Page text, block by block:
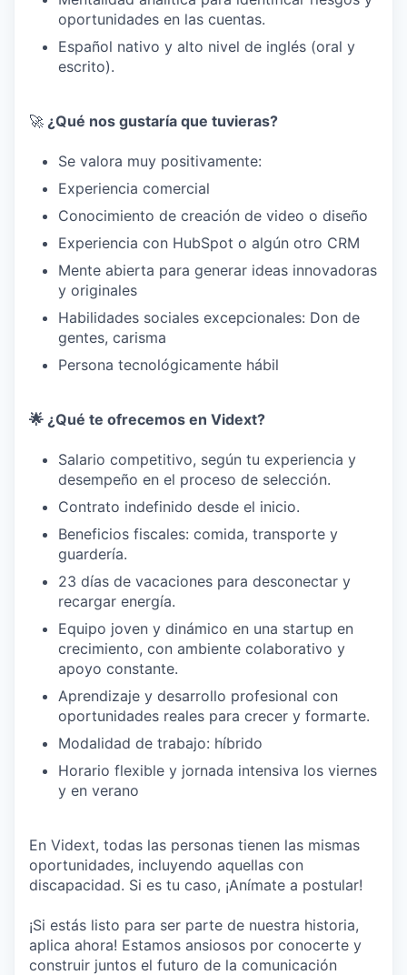
oportunidades en las cuentas.
Español nativo y alto nivel de inglés (oral y
escrito).
🚀 ¿Qué nos gustaría que tuvieras?
Se valora muy positivamente:
Experiencia comercial
Conocimiento de creación de video o diseño
Experiencia con HubSpot o algún otro CRM
Mente abierta para generar ideas innovadoras
y originales
Habilidades sociales excepcionales: Don de
gentes, carisma
Persona tecnológicamente hábil
🌟 ¿Qué te ofrecemos en Vidext?
Salario competitivo, según tu experiencia y
desempeño en el proceso de selección.
Contrato indefinido desde el inicio.
Beneficios fiscales: comida, transporte y
guardería.
23 días de vacaciones para desconectar y
recargar energía.
Equipo joven y dinámico en una startup en
crecimiento, con ambiente colaborativo y
apoyo constante.
Aprendizaje y desarrollo profesional con
oportunidades reales para crecer y formarte.
Modalidad de trabajo: híbrido
Horario flexible y jornada intensiva los viernes
y en verano
En Vidext, todas las personas tienen las mismas
oportunidades, incluyendo aquellas con
discapacidad. Si es tu caso, ¡Anímate a postular!
¡Si estás listo para ser parte de nuestra historia,
aplica ahora! Estamos ansiosos por conocerte y
construir juntos el futuro de la comunicación